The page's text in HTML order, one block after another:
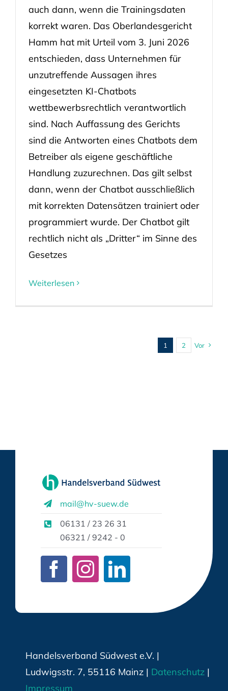
auch dann, wenn die Trainingsdaten
korrekt waren. Das Oberlandesgericht
Hamm hat mit Urteil vom 3. Juni 2026
entschieden, dass Unternehmen für
unzutreffende Aussagen ihres
eingesetzten KI-Chatbots
wettbewerbsrechtlich verantwortlich
sind. Nach Auffassung des Gerichts
sind die Antworten eines Chatbots dem
Betreiber als eigene geschäftliche
Handlung zuzurechnen. Das gilt selbst
dann, wenn der Chatbot ausschließlich
mit korrekten Datensätzen trainiert oder
programmiert wurde. Der Chatbot gilt
rechtlich nicht als „Dritter“ im Sinne des
Gesetzes
Weiterlesen
1 2 Vor
mail@hv-suew.de
06131 / 23 26 31
06321 / 9242 - 0
Handelsverband Südwest e.V. |
Ludwigsstr. 7, 55116 Mainz | Datenschutz|
Impressum